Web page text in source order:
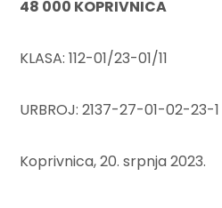
48 000 KOPRIVNICA
KLASA: 112-01/23-01/11
URBROJ: 2137-27-01-02-23-1
Koprivnica, 20. srpnja 2023.